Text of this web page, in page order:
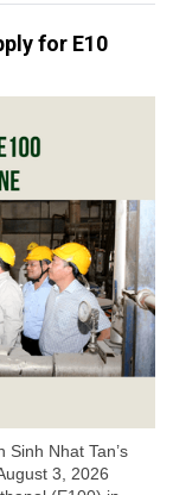
for E10
Nhat Tan’s
3, 2026